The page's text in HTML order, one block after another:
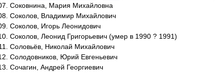
Соковнина, Мария Михайловна
Соколов, Владимир Михайлович
Соколов, Игорь Леонидович
Соколов, Леонид Григорьевич (умер в 1990 ? 1991)
Соловьёв, Николай Михайлович
Солодовников, Юрий Евгеньевич
Сочагин, Андрей Георгиевич